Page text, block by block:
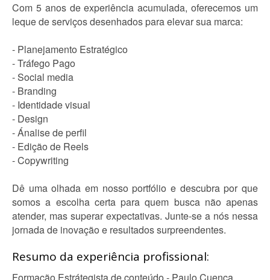
Com 5 anos de experiência acumulada, oferecemos um
leque de serviços desenhados para elevar sua marca:
- Planejamento Estratégico
- Tráfego Pago
- Social media
- Branding
- Identidade visual
- Design
- Ánalise de perfil
- Edição de Reels
- Copywriting
Dê uma olhada em nosso portfólio e descubra por que
somos a escolha certa para quem busca não apenas
atender, mas superar expectativas. Junte-se a nós nessa
jornada de inovação e resultados surpreendentes.
Resumo da experiência profissional: